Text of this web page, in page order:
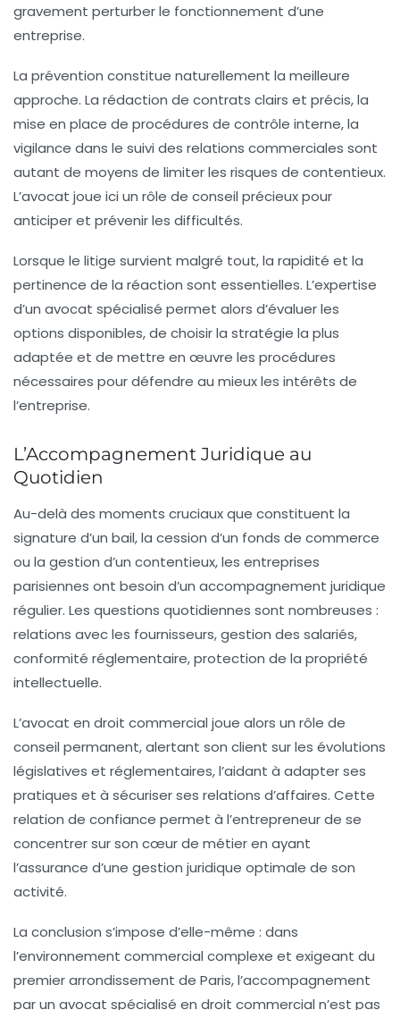
gravement perturber le fonctionnement d’une
entreprise.
La prévention constitue naturellement la meilleure
approche. La rédaction de contrats clairs et précis, la
mise en place de procédures de contrôle interne, la
vigilance dans le suivi des relations commerciales sont
autant de moyens de limiter les risques de contentieux.
L’avocat joue ici un rôle de conseil précieux pour
anticiper et prévenir les difficultés.
Lorsque le litige survient malgré tout, la rapidité et la
pertinence de la réaction sont essentielles. L’expertise
d’un avocat spécialisé permet alors d’évaluer les
options disponibles, de choisir la stratégie la plus
adaptée et de mettre en œuvre les procédures
nécessaires pour défendre au mieux les intérêts de
l’entreprise.
L’Accompagnement Juridique au
Quotidien
Au-delà des moments cruciaux que constituent la
signature d’un bail, la cession d’un fonds de commerce
ou la gestion d’un contentieux, les entreprises
parisiennes ont besoin d’un accompagnement juridique
régulier. Les questions quotidiennes sont nombreuses :
relations avec les fournisseurs, gestion des salariés,
conformité réglementaire, protection de la propriété
intellectuelle.
L’avocat en droit commercial joue alors un rôle de
conseil permanent, alertant son client sur les évolutions
législatives et réglementaires, l’aidant à adapter ses
pratiques et à sécuriser ses relations d’affaires. Cette
relation de confiance permet à l’entrepreneur de se
concentrer sur son cœur de métier en ayant
l’assurance d’une gestion juridique optimale de son
activité.
La conclusion s’impose d’elle-même : dans
l’environnement commercial complexe et exigeant du
premier arrondissement de Paris, l’accompagnement
par un avocat spécialisé en droit commercial n’est pas